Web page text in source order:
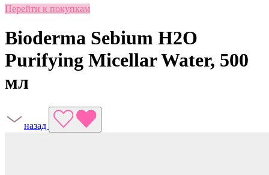
Перейти к покупкам
Bioderma Sebium H2O
Purifying Micellar Water, 500
мл
назад